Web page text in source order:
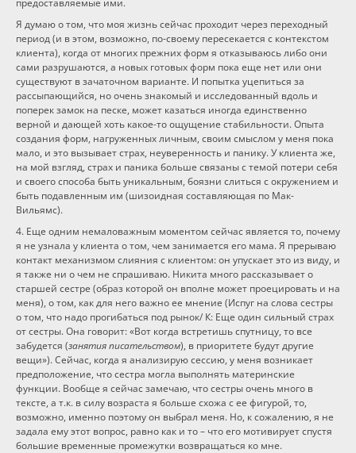
предоставляемые ими.
Я думаю о том, что моя жизнь сейчас проходит через переходный
период (и в этом, возможно, по-своему пересекается с контекстом
клиента), когда от многих прежних форм я отказываюсь либо они
сами разрушаются, а новых готовых форм пока еще нет или они
существуют в зачаточном варианте. И попытка уцепиться за
рассыпающийся, но очень знакомый и исследованный вдоль и
поперек замок на песке, может казаться иногда единственно
верной и дающей хоть какое-то ощущение стабильности. Опыта
создания форм, нагруженных личным, своим смыслом у меня пока
мало, и это вызывает страх, неуверенность и панику. У клиента же,
на мой взгляд, страх и паника больше связаны с темой потери себя
и своего способа быть уникальным, боязни слиться с окружением и
быть подавленным им (шизоидная составляющая по Мак-
Вильямс).
4. Еще одним немаловажным моментом сейчас является то, почему
я не узнала у клиента о том, чем занимается его мама. Я прерываю
контакт механизмом слияния с клиентом: он упускает это из виду, и
я также ни о чем не спрашиваю. Никита много рассказывает о
старшей сестре (образ которой он вполне может проецировать и на
меня), о том, как для него важно ее мнение (Испуг на слова сестры
о том, что надо прогибаться под рынок/ К: Еще один сильный страх
от сестры. Она говорит: «Вот когда встретишь спутницу, то все
забудется (занятия писательством), в приоритете будут другие
вещи»). Сейчас, когда я анализирую сессию, у меня возникает
предположение, что сестра могла выполнять материнские
функции. Вообще я сейчас замечаю, что сестры очень много в
тексте, а т.к. в силу возраста я больше схожа с ее фигурой, то,
возможно, именно поэтому он выбрал меня. Но, к сожалению, я не
задала ему этот вопрос, равно как и то – что его мотивирует спустя
большие временные промежутки возвращаться ко мне.